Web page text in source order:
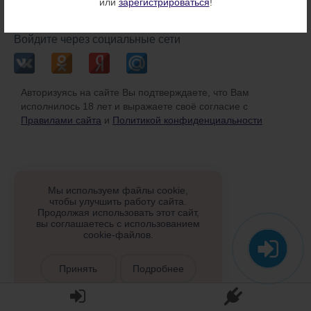
Войдите через социальные сети
Авторизуясь на сайте Вы подтверждаете, что Вам
исполнилось 18 лет и выражаете своё согласие с
Правилами сайта и Политикой конфиденциальности
Мы используем файлы cookie,
чтобы улучшить работу сайта.
Продолжая использовать этот сайт,
вы соглашаетесь с использованием
cookie-файлов.
Принять Подробнее